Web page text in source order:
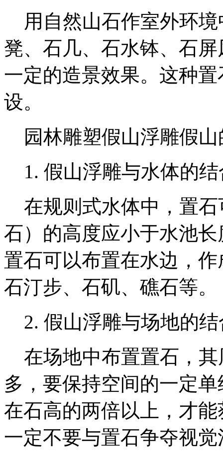
用自然山石作室外环境
凳、石几、石水钵、石
一定的造景效果。这种
设。
园林雕塑假山浮雕假山
1. 假山浮雕与水体的结
在规则式水体中，置石
石）的高度应小于水池
置石可以布置在水边，
石汀步、石矶、礁石等。
2. 假山浮雕与场地的结
在场地中布置置石，其
多，要保持空间的一定
在石高的两倍以上，才
一定不要与置石争夺视觉